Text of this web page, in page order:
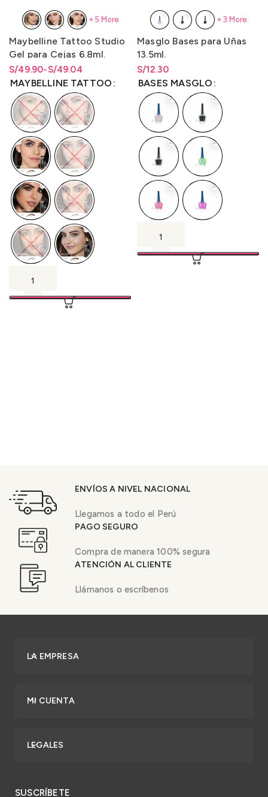
Maybelline Tattoo Studio
Gel para Cejas 6.8ml.
S/49.04
-
S/49.90
Rango de precios: desde
S/49.04 hasta S/49.90
Rango de precios: desde
S/49.04 hastaS/49.90
MAYBELLINE TATTOO
+5 More
Masglo Bases para Uñas
13.5ml.
S/12.30
Rango de precios: desde
S/12.30 hastaS/12.30
BASES MASGLO
+3 More
ENVÍOS A NIVEL NACIONAL
Llegamos a todo el Perú
PAGO SEGURO
Compra de manera 100% segura
ATENCIÓN AL CLIENTE
Llámanos o escríbenos
LA EMPRESA
MI CUENTA
LEGALES
SUSCRÍBETE